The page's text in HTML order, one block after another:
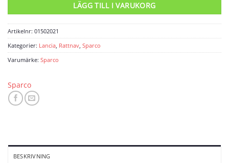
LÄGG TILL I VARUKORG
Artikelnr: 01502021
Kategorier: Lancia Rattnav Sparco
Varumärke: Sparco
Sparco
BESKRIVNING